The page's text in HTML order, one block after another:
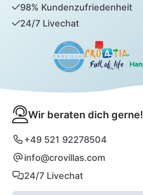
98% Kundenzufriedenheit
24/7 Livechat
Wir beraten dich gerne!
+49 521 92278504
info@crovillas.com
24/7 Livechat